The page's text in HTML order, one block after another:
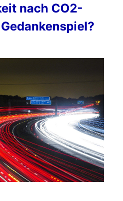
nach CO2-